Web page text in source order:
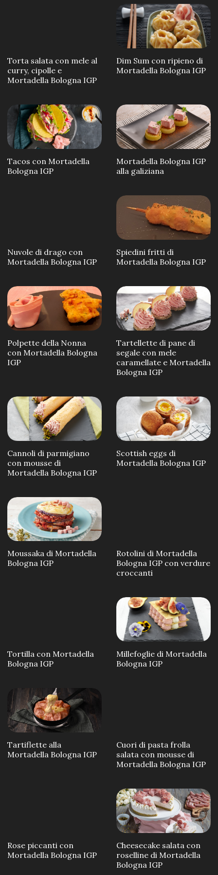
Torta salata con mele al
curry, cipolle e
Mortadella Bologna IGP
Dim Sum con ripieno di
Mortadella Bologna IGP
Tacos con Mortadella
Bologna IGP
Mortadella Bologna IGP
alla galiziana
Nuvole di drago con
Mortadella Bologna IGP
Spiedini fritti di
Mortadella Bologna IGP
Polpette della Nonna
con Mortadella Bologna
IGP
Tartellette di pane di
segale con mele
caramellate e Mortadella
Bologna IGP
Cannoli di parmigiano
con mousse di
Mortadella Bologna IGP
Scottish eggs di
Mortadella Bologna IGP
Moussaka di Mortadella
Bologna IGP
Rotolini di Mortadella
Bologna IGP con verdure
croccanti
Tortilla con Mortadella
Bologna IGP
Millefoglie di Mortadella
Bologna IGP
Tartiflette alla
Mortadella Bologna IGP
Cuori di pasta frolla
salata con mousse di
Mortadella Bologna IGP
Rose piccanti con
Mortadella Bologna IGP
Cheesecake salata con
roselline di Mortadella
Bologna IGP